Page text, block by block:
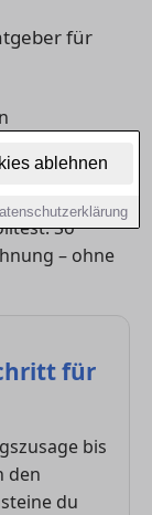
ablehnen
emotional.
wie du dich
und
So
– ohne
für
bis
den
du